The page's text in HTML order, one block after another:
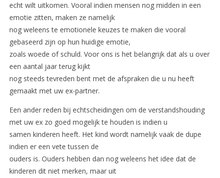
echt wilt uitkomen. Vooral indien mensen nog midden in een
emotie zitten, maken ze namelijk
nog weleens te emotionele keuzes te maken die vooral
gebaseerd zijn op hun huidige emotie,
zoals woede of schuld. Voor ons is het belangrijk dat als u over
een aantal jaar terug kijkt
nog steeds tevreden bent met de afspraken die u nu heeft
gemaakt met uw ex-partner.
Een ander reden bij echtscheidingen om de verstandshouding
met uw ex zo goed mogelijk te houden is indien u
samen kinderen heeft. Het kind wordt namelijk vaak de dupe
indien er een vete tussen de
ouders is. Ouders hebben dan nog weleens het idee dat de
kinderen dit niet merken, maar uit